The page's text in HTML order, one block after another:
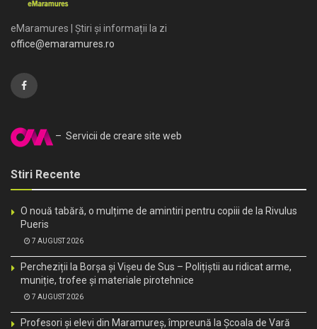
eMaramures | Știri și informații la zi
office@emaramures.ro
– Servicii de creare site web
Stiri Recente
O nouă tabără, o mulțime de amintiri pentru copiii de la Rivulus
Pueris
7 AUGUST 2026
Percheziții la Borșa și Vișeu de Sus – Polițiștii au ridicat arme,
muniție, trofee și materiale pirotehnice
7 AUGUST 2026
Profesori și elevi din Maramureș, împreună la Școala de Vară